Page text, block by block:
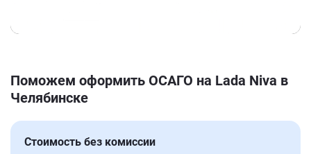
Поможем оформить ОСАГО на Lada Niva в
Челябинске
Стоимость без комиссии